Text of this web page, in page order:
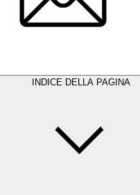
INDICE DELLA PAGINA